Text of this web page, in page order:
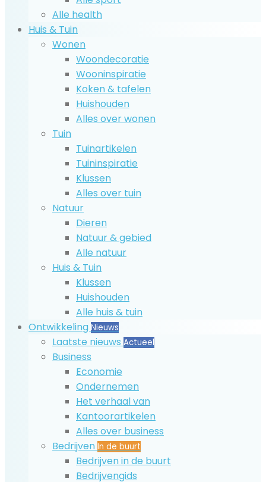
Alle health
Huis & Tuin
Wonen
Woondecoratie
Wooninspiratie
Koken & tafelen
Huishouden
Alles over wonen
Tuin
Tuinartikelen
Tuininspiratie
Klussen
Alles over tuin
Natuur
Dieren
Natuur & gebied
Alle natuur
Huis & Tuin
Klussen
Huishouden
Alle huis & tuin
Ontwikkeling Nieuws
Laatste nieuws Actueel
Business
Economie
Ondernemen
Het verhaal van
Kantoorartikelen
Alles over business
Bedrijven In de buurt
Bedrijven in de buurt
Bedrijvengids